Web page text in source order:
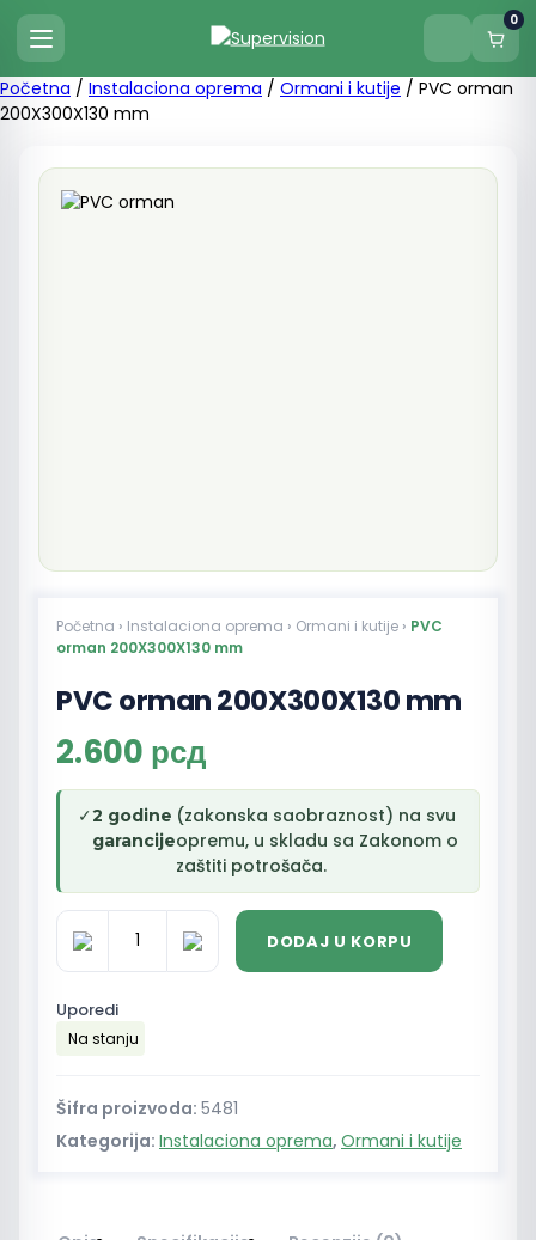
0
Početna / Instalaciona oprema / Ormani i kutije / PVC orman
200X300X130 mm
Početna › Instalaciona oprema › Ormani i kutije › PVC
orman 200X300X130 mm
PVC orman 200X300X130 mm
2.600 рсд
✓2 godine
garancije
(zakonska saobraznost) na svu
opremu, u skladu sa Zakonom o
zaštiti potrošača.
PVC
orman
200X300X130
količina
DODAJ U KORPU
Uporedi
Na stanju
Šifra proizvoda: 5481
Kategorija: Instalaciona oprema, Ormani i kutije